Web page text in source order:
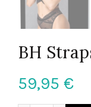
BH
59,95 €